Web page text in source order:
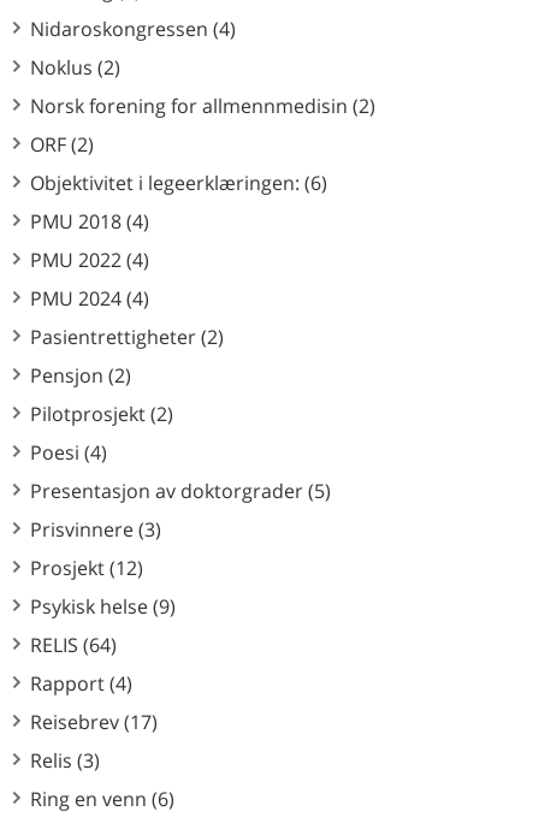
Nidaroskongressen (4)
Noklus (2)
Norsk forening for allmennmedisin (2)
ORF (2)
Objektivitet i legeerklæringen: (6)
PMU 2018 (4)
PMU 2022 (4)
PMU 2024 (4)
Pasientrettigheter (2)
Pensjon (2)
Pilotprosjekt (2)
Poesi (4)
Presentasjon av doktorgrader (5)
Prisvinnere (3)
Prosjekt (12)
Psykisk helse (9)
RELIS (64)
Rapport (4)
Reisebrev (17)
Relis (3)
Ring en venn (6)